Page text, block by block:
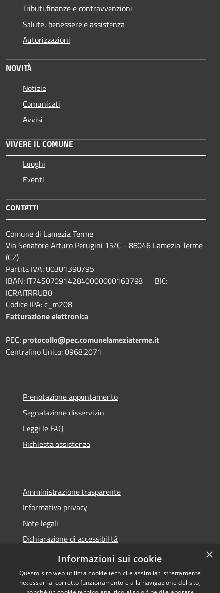
Tributi,finanze e contravvenzioni
Salute, benessere e assistenza
Autorizzazioni
NOVITÀ
Notizie
Comunicati
Avvisi
VIVERE IL COMUNE
Luoghi
Eventi
CONTATTI
Comune di Lamezia Terme
Via Senatore Arturo Perugini 15/C - 88046 Lamezia Terme
(CZ)
Partita IVA: 00301390795
IBAN: IT74S0709142840000000163798 BIC:
ICRAITRRUB0
Codice IPA: c_m208
Fatturazione elettronica
PEC: protocollo@pec.comunelameziaterme.it
Centralino Unico: 0968.2071
Prenotazione appuntamento
Segnalazione disservizio
Leggi le FAQ
Richiesta assistenza
Amministrazione trasparente
Informativa privacy
Note legali
Dichiarazione di accessibilità
Feedback accessibilità
×
Informazioni sui cookie
Questo sito web utilizza cookie tecnici e assimilati strettamente
necessari al corretto funzionamento e alla navigazione del sito,